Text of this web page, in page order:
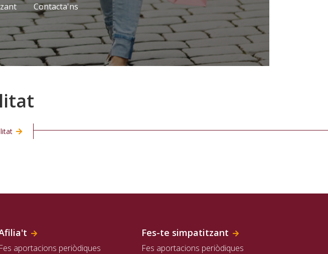
Contacta'ns
Fes aportacions periòdiques
Fes-te simpatitzant
Fes aportacions periòdiques